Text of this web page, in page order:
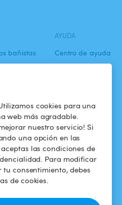
cookies para una
web más agradable.
nuestro servicio! Si
una opción en las
las condiciones de
Para modificar
consentimiento, debes
de cookies.
bañistas
funciona?
AYUDA
Centro de ayuda
confidencialidad
Aviso legal
DESCARGAR LA APP